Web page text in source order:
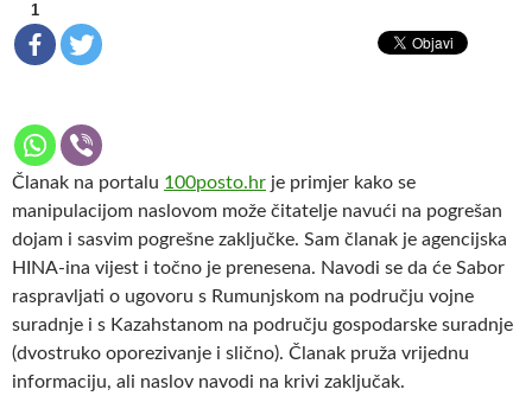
1
Članak na portalu 100posto.hr je primjer kako se
manipulacijom naslovom može čitatelje navući na pogrešan
dojam i sasvim pogrešne zaključke. Sam članak je agencijska
HINA-ina vijest i točno je prenesena. Navodi se da će Sabor
raspravljati o ugovoru s Rumunjskom na području vojne
suradnje i s Kazahstanom na području gospodarske suradnje
(dvostruko oporezivanje i slično). Članak pruža vrijednu
informaciju, ali naslov navodi na krivi zaključak.